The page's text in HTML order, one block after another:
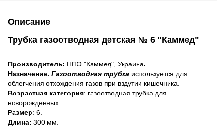
Описание
Трубка газоотводная детская № 6 "Каммед"
Производитель: НПО "Каммед", Украина.
Назначение. Газоотводная трубка используется для
облегчения отхождения газов при вздутии кишечника.
Возрастная категория: газоотводная трубка для
новорожденных.
Размер: 6.
Длина: 300 мм.